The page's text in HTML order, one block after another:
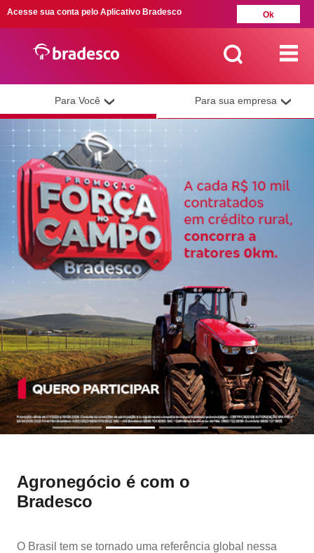
Para Você Para sua empresa
MAIS BUSCADOS
RECENTES
SEPARAMOS PARA VOCÊ
Antecipação
Imposto de
renda
Bradesco
Explica
de
Dívidas
Agronegócio é com o
Bradesco
O Brasil tem se tornado uma referência global nessa
Acesse sua conta pelo Aplicativo Bradesco Ok